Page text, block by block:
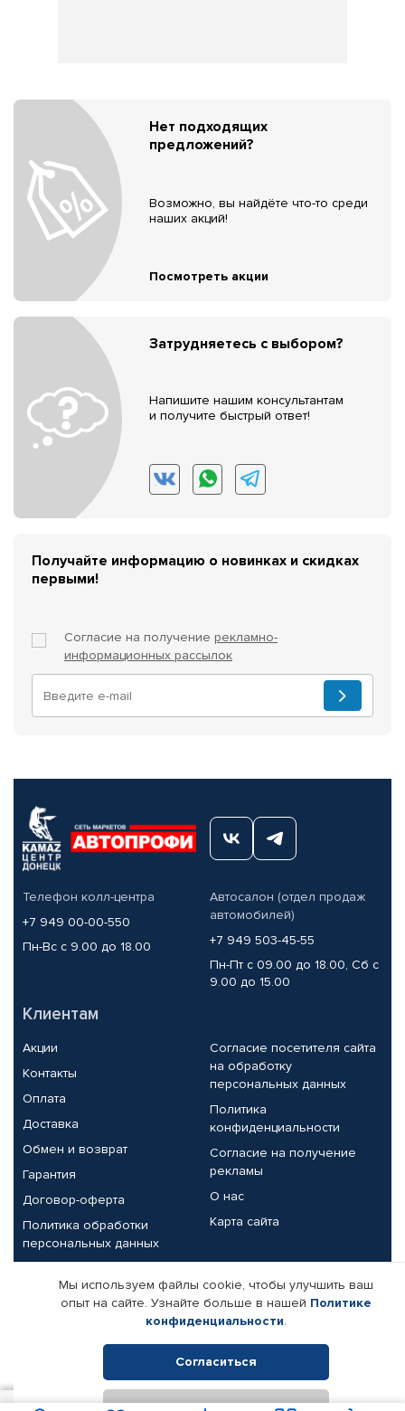
Нет подходящих
предложений?
Возможно, вы найдёте что-то среди
наших акций!
Посмотреть акции
Затрудняетесь с выбором?
Напишите нашим консультантам
и получите быстрый ответ!
Получайте информацию о новинках и скидках
первыми!
Согласие на получение рекламно-
информационных рассылок
Телефон колл-центра
+7 949 00-00-550
Пн-Вс с 9.00 до 18.00
Автосалон (отдел продаж
автомобилей)
+7 949 503-45-55
Пн-Пт с 09.00 до 18.00, Сб с
9.00 до 15.00
Клиентам
Акции
Контакты
Оплата
Доставка
Обмен и возврат
Гарантия
Договор-оферта
Политика обработки
персональных данных
Согласие посетителя сайта
на обработку
персональных данных
Политика
конфиденциальности
Согласие на получение
рекламы
О нас
Карта сайта
Партнерам
Корпоративным клиентам
Поставщикам
Реквизиты компании
Мы используем файлы cookie, чтобы улучшить ваш
опыт на сайте. Узнайте больше в нашей Политике
конфиденциальности.
Согласиться
Отклонить